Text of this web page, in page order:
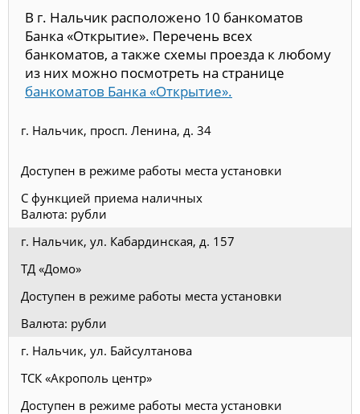
В г. Нальчик расположено 10 банкоматов
Банка «Открытие». Перечень всех
банкоматов, а также схемы проезда к любому
из них можно посмотреть на странице
банкоматов Банка «Открытие».
г. Нальчик, просп. Ленина, д. 34
Доступен в режиме работы места установки
С функцией приема наличных
Валюта: рубли
г. Нальчик, ул. Кабардинская, д. 157
ТД «Домо»
Доступен в режиме работы места установки
Валюта: рубли
г. Нальчик, ул. Байсултанова
ТСК «Акрополь центр»
Доступен в режиме работы места установки